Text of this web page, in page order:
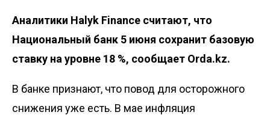
Аналитики Halyk Finance считают, что
Национальный банк 5 июня сохранит базовую
ставку на уровне 18 %, сообщает Orda.kz.
В банке признают, что повод для осторожного
снижения уже есть. В мае инфляция